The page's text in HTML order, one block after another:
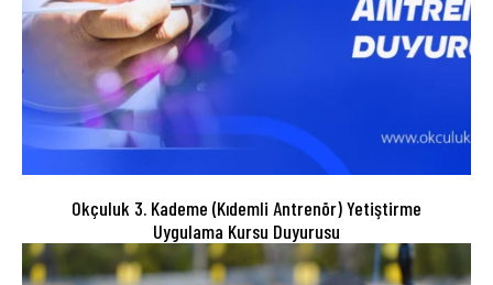
Okçuluk 3. Kademe (Kıdemli Antrenör) Yetiştirme
Uygulama Kursu Duyurusu